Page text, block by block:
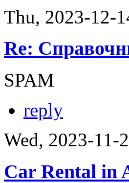
Thu, 2023-12-
Re:
SPAM
reply
Wed, 2023-
Car Rental in